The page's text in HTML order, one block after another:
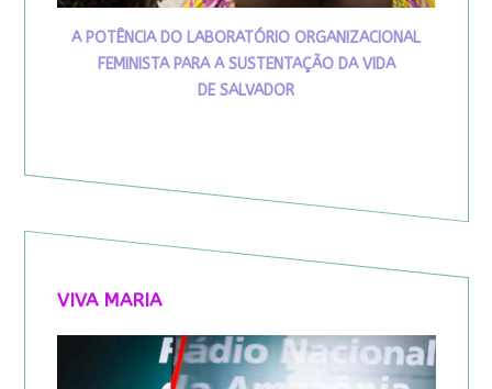
A POTÊNCIA DO LABORATÓRIO ORGANIZACIONAL
FEMINISTA PARA A SUSTENTAÇÃO DA VIDA
DE SALVADOR
VIVA MARIA